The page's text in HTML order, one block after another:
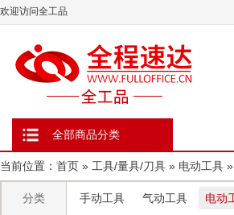
欢迎访问全工品
全部商品分类
当前位置： 首页 » 工具/量具/刀具 » 电动工具 »
分类 手动工具 气动工具 电动